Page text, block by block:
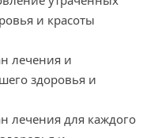
и красоты
лечения и
здоровья и
лечения для каждого